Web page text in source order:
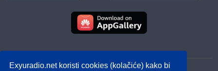
Exyuradio.net koristi cookies (kolačiće) kako bi